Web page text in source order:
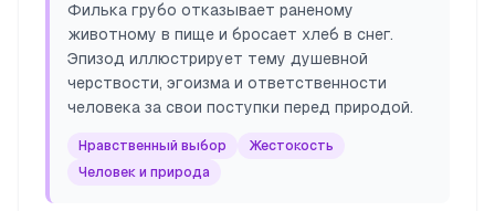
Филька грубо отказывает раненому
животному в пище и бросает хлеб в снег.
Эпизод иллюстрирует тему душевной
черствости, эгоизма и ответственности
человека за свои поступки перед природой.
Нравственный выбор
Жестокость
Человек и природа